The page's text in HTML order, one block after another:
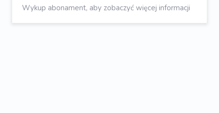
Wykup abonament, aby zobaczyć więcej informacji